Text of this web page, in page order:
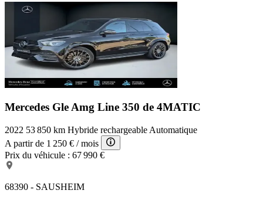
Mercedes Gle Amg Line 350 de 4MATIC
2022 53 850 km Hybride rechargeable Automatique
A partir de 1 250 € / mois
Prix du véhicule : 67 990 €
68390 - SAUSHEIM